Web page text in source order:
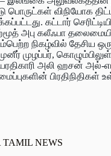
பொருட்கள் விநி­யோக
கட்டார்
அபு கலீஃபா
நிகழ்வில் தேசிய
முழப்பர்,
அலி ஹசன் அல்-­
பிர­தி­நி­திகள்
TAMIL NEWS